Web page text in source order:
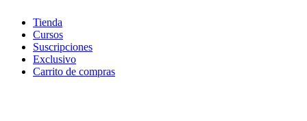
Tienda
Cursos
Suscripciones
Exclusivo
Carrito de compras